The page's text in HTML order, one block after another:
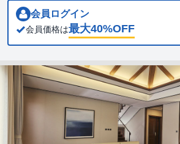
会員ログイン
会員価格は最大40%OFF